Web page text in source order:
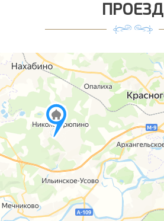
ПРОЕЗД